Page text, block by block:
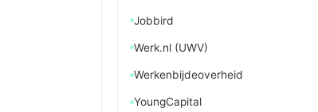
Jobbird
Werk.nl (UWV)
Werkenbijdeoverheid
YoungCapital